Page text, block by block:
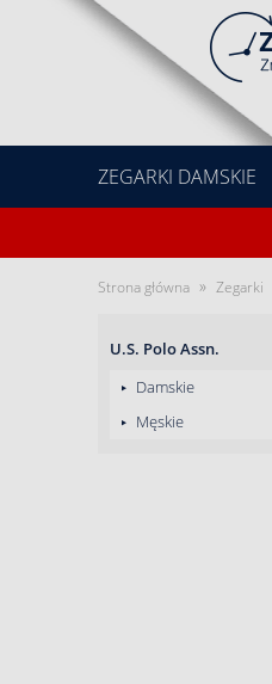
ZEGARKI DAMSKIE
Strona główna » Zegarki
U.S. Polo Assn.
Damskie
Męskie